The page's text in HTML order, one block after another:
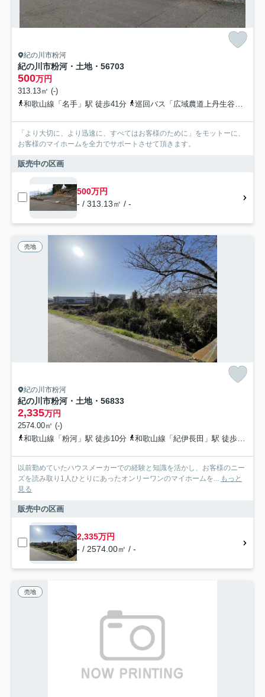
紀の川市粉河
紀の川市粉河・土地・56703
500万円
313.13㎡ (-)
和歌山線「名手」駅 徒歩41分
巡回バス「広域農道上丹生谷」バス停下車 徒歩2分
「より大切に、より迅速に、すべてはお客様のために」をモットーに、
お客様のマイホームを全力でサポートさせて頂きます。
販売中の区画
500万円
- / 313.13㎡ / -
売地
紀の川市粉河
紀の川市粉河・土地・56833
2,335万円
2574.00㎡ (-)
和歌山線「粉河」駅 徒歩10分
和歌山線「紀伊長田」駅 徒歩21分
以前勤めていたハウスメーカーでの経験と知識を活かし、お客様のニー
ズを読み取り1人ひとりにあったオンリーワンのマイホームを...
もっと
見る
販売中の区画
2,335万円
- / 2574.00㎡ / -
売地